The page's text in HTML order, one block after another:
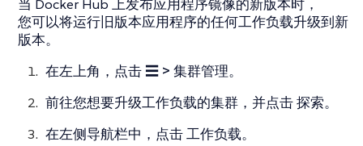
当 Docker Hub 上发布应用程序镜像的新版本时，
您可以将运行旧版本应用程序的任何工作负载升级到新
版本。
在左上角，点击 ☰ > 集群管理。
前往您想要升级工作负载的集群，并点击探索。
在左侧导航栏中，点击工作负载。